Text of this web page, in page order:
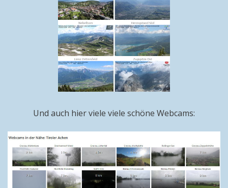
Und auch hier viele viele schöne Webcams: